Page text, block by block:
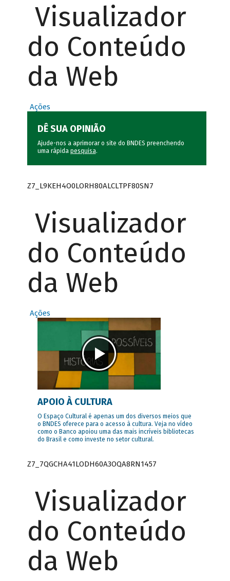
Visualizador
do Conteúdo
da Web
Ações
DÊ SUA OPINIÃO
Ajude-nos a aprimorar o site do BNDES preenchendo
uma rápida pesquisa.
Z7_L9KEH4O0LORH80ALCLTPF80SN7
Visualizador
do Conteúdo
da Web
Ações
APOIO À CULTURA
O Espaço Cultural é apenas um dos diversos meios que
o BNDES oferece para o acesso à cultura. Veja no vídeo
como o Banco apoiou uma das mais incríveis bibliotecas
do Brasil e como investe no setor cultural.
Z7_7QGCHA41LODH60A3OQA8RN1457
Visualizador
do Conteúdo
da Web